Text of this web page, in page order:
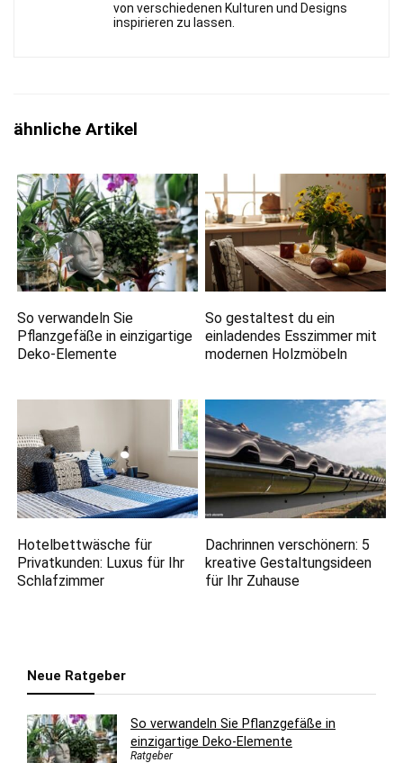
von verschiedenen Kulturen und Designs
inspirieren zu lassen.
ähnliche Artikel
So verwandeln Sie
Pflanzgefäße in einzigartige
Deko-Elemente
So gestaltest du ein
einladendes Esszimmer mit
modernen Holzmöbeln
Hotelbettwäsche für
Privatkunden: Luxus für Ihr
Schlafzimmer
Dachrinnen verschönern: 5
kreative Gestaltungsideen
für Ihr Zuhause
Neue Ratgeber
So verwandeln Sie Pflanzgefäße in
einzigartige Deko-Elemente
Ratgeber